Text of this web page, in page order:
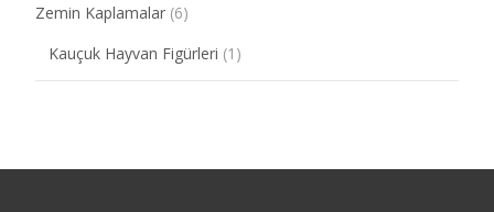
Zemin Kaplamalar (6)
Kauçuk Hayvan Figürleri (1)